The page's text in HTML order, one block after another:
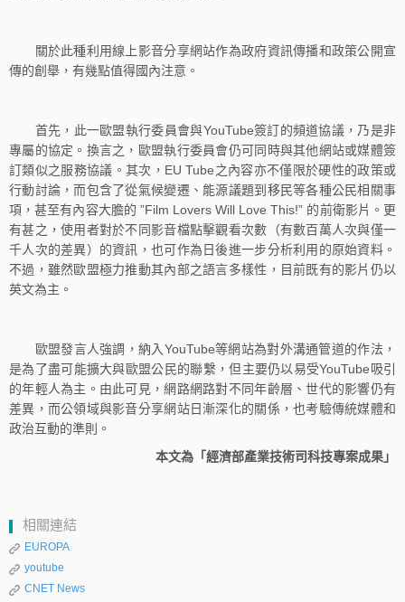
關於此種利用線上影音分享網站作為政府資訊傳播和政策公開宣
傳的創舉，有幾點值得國內注意。
首先，此一歐盟執行委員會與YouTube簽訂的頻道協議，乃是非
專屬的協定。換言之，歐盟執行委員會仍可同時與其他網站或媒體簽
訂類似之服務協議。其次，EU Tube之內容亦不僅限於硬性的政策或
行動討論，而包含了從氣候變遷、能源議題到移民等各種公民相關事
項，甚至有內容大膽的 ”Film Lovers Will Love This!” 的前衛影片。更
有甚之，使用者對於不同影音檔點擊觀看次數（有數百萬人次與僅一
千人次的差異）的資訊，也可作為日後進一步分析利用的原始資料。
不過，雖然歐盟極力推動其內部之語言多樣性，目前既有的影片仍以
英文為主。
歐盟發言人強調，納入YouTube等網站為對外溝通管道的作法，
是為了盡可能擴大與歐盟公民的聯繫，但主要仍以易受YouTube吸引
的年輕人為主。由此可見，網路網路對不同年齡層、世代的影響仍有
差異，而公領域與影音分享網站日漸深化的關係，也考驗傳統媒體和
政治互動的準則。
本文為「經濟部產業技術司科技專案成果」
相關連結
EUROPA
youtube
CNET News